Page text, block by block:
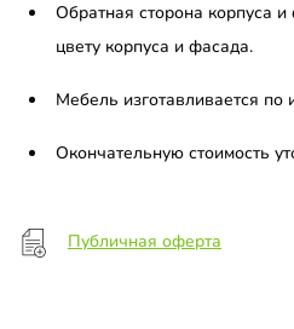
Обратная сторона корпуса и
цвету корпуса и фасада.
Мебель изготавливается
Окончательную стоимость
Публичная оферта